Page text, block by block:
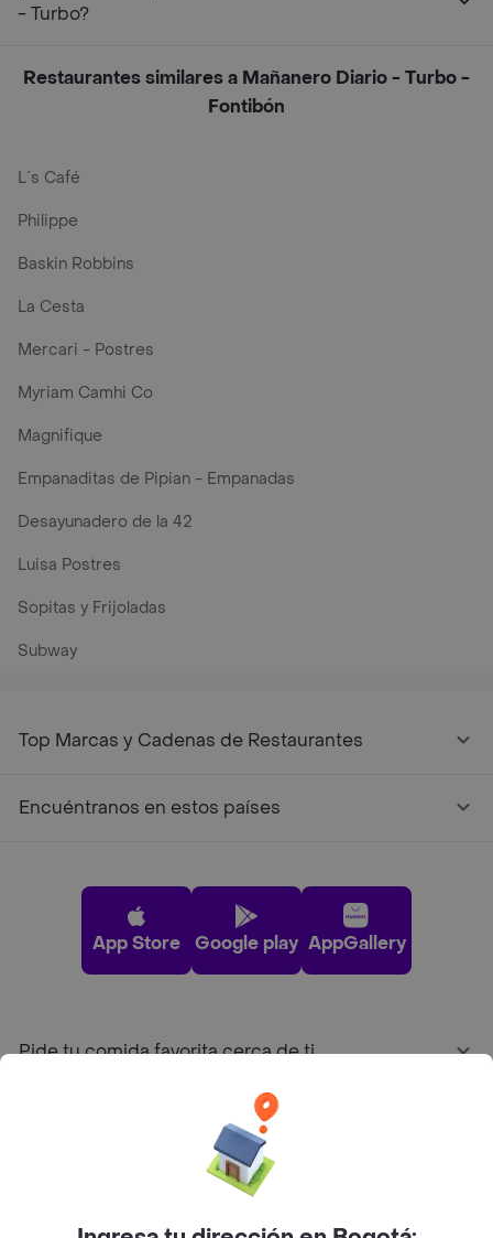
- Turbo?
Restaurantes similares a Mañanero Diario - Turbo -
Fontibón
L´s Café
Philippe
Baskin Robbins
La Cesta
Mercari - Postres
Myriam Camhi Co
Magnifique
Empanaditas de Pipian - Empanadas
Desayunadero de la 42
Luisa Postres
Sopitas y Frijoladas
Subway
Top Marcas y Cadenas de Restaurantes
Encuéntranos en estos países
App Store Google play AppGallery
Pide tu comida favorita cerca de ti